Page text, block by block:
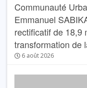
Communauté
Emmanuel
rectificatif de 18,9
transformation de
6 août 2026